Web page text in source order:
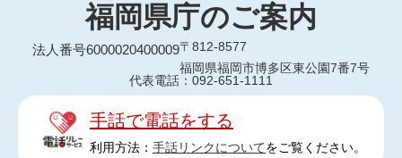
福岡県庁のご案内
法人番号6000020400009〒812-8577
福岡県福岡市博多区東公園7番7号
代表電話：092-651-1111
手話で電話をする
利用方法： 手話リンクについてをご覧ください。